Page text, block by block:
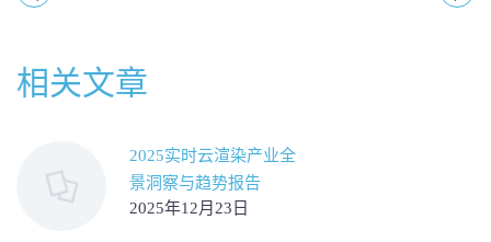
相关文章
2025实时云渲染产业全
景洞察与趋势报告
2025年12月23日